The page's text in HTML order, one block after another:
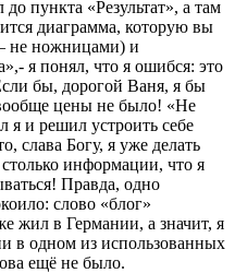
пункта «Результат», а там
диаграмма, которую вы
не ножницами) и
я понял, что я ошибся: это
бы, дорогой Ваня, я бы
цены не было! «Не
я и решил устроить себе
слава Богу, я уже делать
информации, что я
Правда, одно
слово «блог»
жил в Германии, а значит, я
в одном из использованных
ещё не было.